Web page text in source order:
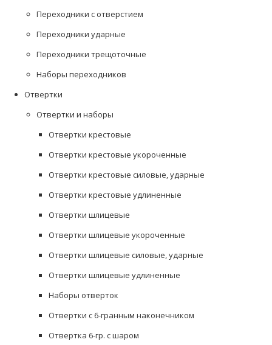
Переходники с отверстием
Переходники ударные
Переходники трещоточные
Наборы переходников
Отвертки
Отвертки и наборы
Отвертки крестовые
Отвертки крестовые укороченные
Отвертки крестовые силовые, ударные
Отвертки крестовые удлиненные
Отвертки шлицевые
Отвертки шлицевые укороченные
Отвертки шлицевые силовые, ударные
Отвертки шлицевые удлиненные
Наборы отверток
Отвертки с 6-гранным наконечником
Отвертка 6-гр. с шаром